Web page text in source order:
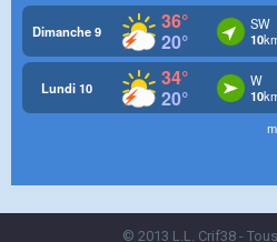
© 2013 L.L. Crif38 -